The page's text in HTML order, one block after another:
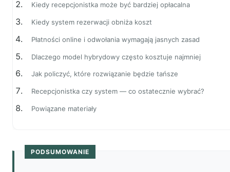
Kiedy recepcjonistka może być bardziej opłacalna
Kiedy system rezerwacji obniża koszt
Płatności online i odwołania wymagają jasnych zasad
Dlaczego model hybrydowy często kosztuje najmniej
Jak policzyć, które rozwiązanie będzie tańsze
Recepcjonistka czy system — co ostatecznie wybrać?
Powiązane materiały
PODSUMOWANIE